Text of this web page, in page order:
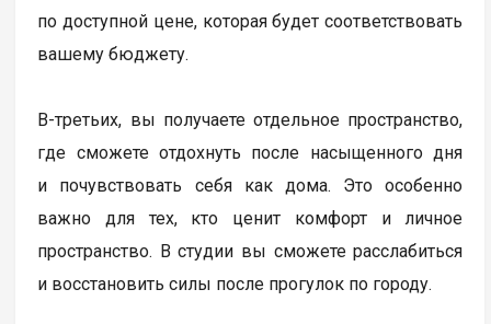
по доступной цене, которая будет соответствовать
вашему бюджету.
В-третьих, вы получаете отдельное пространство,
где сможете отдохнуть после насыщенного дня
и почувствовать себя как дома. Это особенно
важно для тех, кто ценит комфорт и личное
пространство. В студии вы сможете расслабиться
и восстановить силы после прогулок по городу.